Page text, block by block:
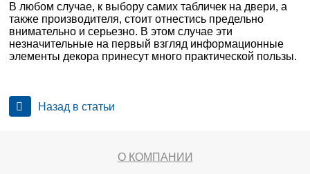
В любом случае, к выбору самих табличек на двери, а
также производителя, стоит отнестись предельно
внимательно и серьезно. В этом случае эти
незначительные на первый взгляд информационные
элементы декора принесут много практической пользы.
Назад в статьи
О КОМПАНИИ